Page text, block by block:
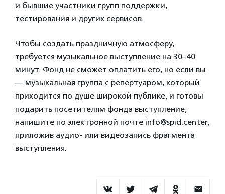
и бывшие участники групп поддержки,
тестирования и других сервисов.
Чтобы создать праздничную атмосферу,
требуется музыкальное выступление на 30–40
минут. Фонд не сможет оплатить его, но если вы
— музыкальная группа с репертуаром, который
приходится по душе широкой публике, и готовы
подарить посетителям фонда выступление,
напишите по электронной почте info@spid.center,
приложив аудио- или видеозапись фрагмента
выступления.